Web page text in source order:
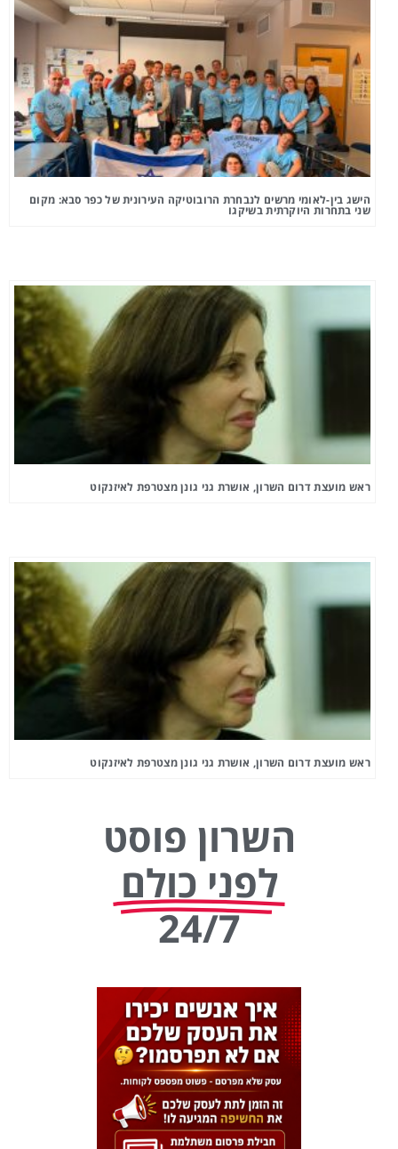
הישג בין-לאומי מרשים לנבחרת הרובוטיקה העירונית של כפר סבא: מקום
שני בתחרות היוקרתית בשיקגו
ראש מועצת דרום השרון, אושרת גני גונן מצטרפת לאיזנקוט
ראש מועצת דרום השרון, אושרת גני גונן מצטרפת לאיזנקוט
השרון פוסט
לפני כולם
24/7